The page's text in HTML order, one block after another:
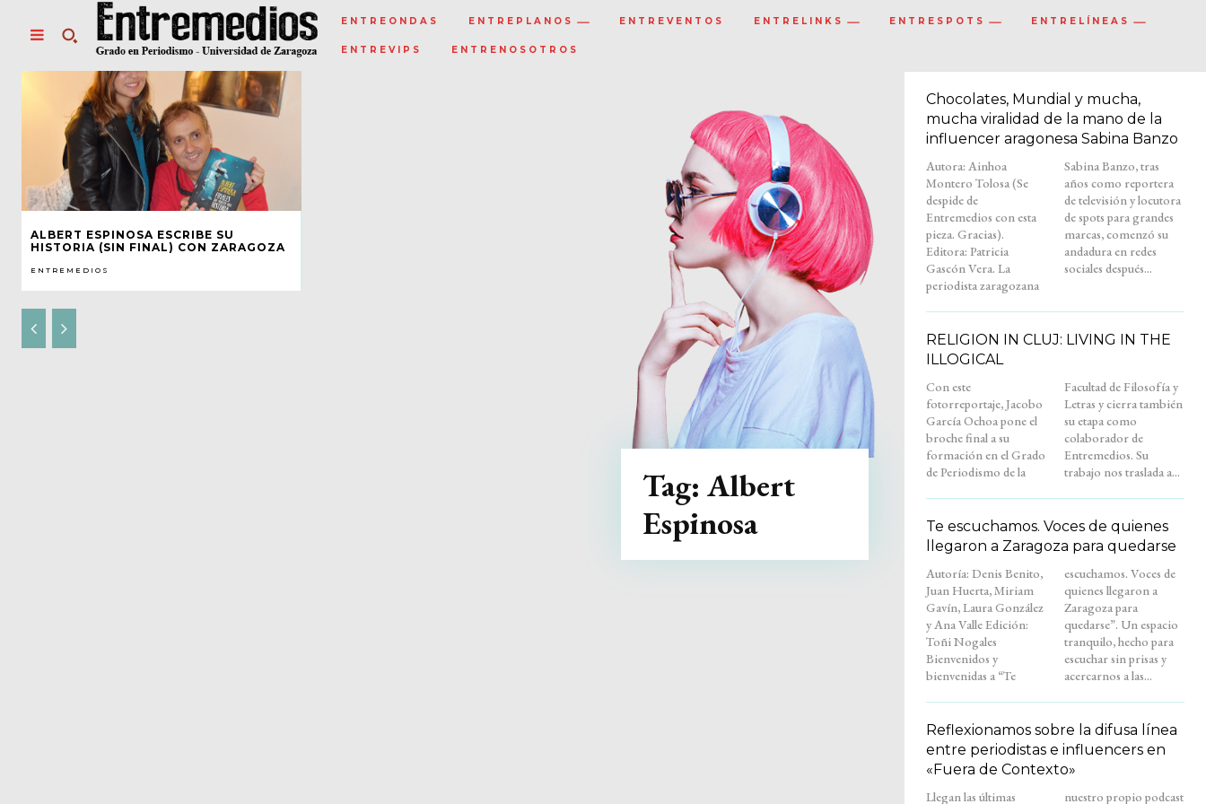
ENTREONDAS ENTREPLANOS ENTREVENTOS ENTRELINKS ENTRESPOTS ENTRELÍNEAS
ENTREVIPS ENTRENOSOTROS
ALBERT ESPINOSA ESCRIBE SU
HISTORIA (SIN FINAL) CON ZARAGOZA
ENTREMEDIOS
Tag: Albert
Espinosa
Chocolates, Mundial y mucha,
mucha viralidad de la mano de la
influencer aragonesa Sabina Banzo
Autora: Ainhoa
Montero Tolosa (Se
despide de
Entremedios con esta
pieza. Gracias).
Editora: Patricia
Gascón Vera. La
periodista zaragozana
Sabina Banzo, tras
años como reportera
de televisión y locutora
de spots para grandes
marcas, comenzó su
andadura en redes
sociales después...
RELIGION IN CLUJ: LIVING IN THE
ILLOGICAL
Con este
fotorreportaje, Jacobo
García Ochoa pone el
broche final a su
formación en el Grado
de Periodismo de la
Facultad de Filosofía y
Letras y cierra también
su etapa como
colaborador de
Entremedios. Su
trabajo nos traslada a...
Te escuchamos. Voces de quienes
llegaron a Zaragoza para quedarse
Autoría: Denis Benito,
Juan Huerta, Miriam
Gavín, Laura González
y Ana Valle Edición:
Toñi Nogales
Bienvenidos y
bienvenidas a “Te
escuchamos. Voces de
quienes llegaron a
Zaragoza para
quedarse”. Un espacio
tranquilo, hecho para
escuchar sin prisas y
acercarnos a las...
Reflexionamos sobre la difusa línea
entre periodistas e influencers en
«Fuera de Contexto»
Llegan las últimas
nuestro propio podcast